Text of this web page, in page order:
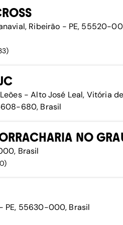
Ribeirão - PE, 55520-
)
- Alto José Leal, Vitória de
680, Brasil
NO
Brasil
)
PE, 55630-000, Brasil